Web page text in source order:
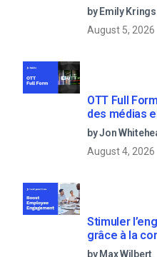
by Emily Krings
August 5, 2026
OTT Full
des médias
by Jon
August 4, 2026
Stimuler
grâce à la
en direct
by Max Wilbert